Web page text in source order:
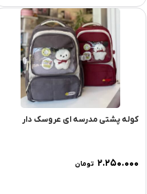
کوله پشتی مدرسه ای عروسک دار
۲.۲۵۰.۰۰۰ تومان